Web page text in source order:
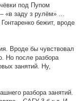
под Пупом
«в заду з рулём» …
бежит, вроде
Вроде бы чувствовал
Но после разбора
занятий. Ну,
разбора занятий.